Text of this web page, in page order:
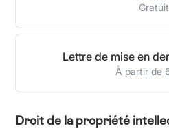
Gratuit
Lettre de mise en
À partir de
Droit de la propriété